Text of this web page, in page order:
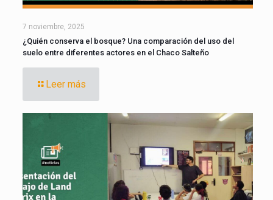
7 noviembre, 2025
¿Quién conserva el bosque? Una comparación del uso del
suelo entre diferentes actores en el Chaco Salteño
Leer más